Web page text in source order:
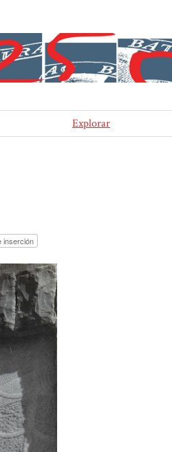
Explorar
inserción